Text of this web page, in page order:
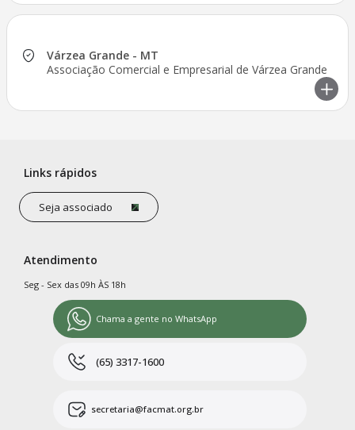
Várzea Grande - MT
Associação Comercial e Empresarial de Várzea Grande
Links rápidos
Seja associado
Atendimento
Seg - Sex das 09h ÀS 18h
Chama a gente no WhatsApp
(65) 3317-1600
secretaria@facmat.org.br